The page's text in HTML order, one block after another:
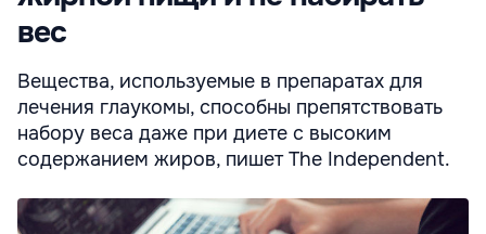
вес
Вещества, используемые в препаратах для
лечения глаукомы, способны препятствовать
набору веса даже при диете с высоким
содержанием жиров, пишет The Independent.